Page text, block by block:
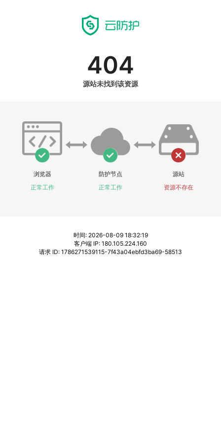
404
源站未找到该资源
浏览器
正常工作
防护节点
正常工作
源站
资源不存在
时间: 2026-08-09 18:32:19
客户端 IP: 180.105.224.160
请求 ID: 1786271539115-7f43a04ebfd3ba69-58513